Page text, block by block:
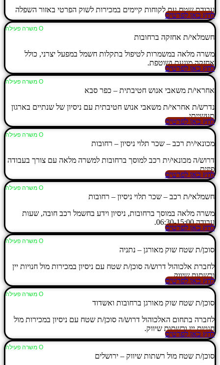
עבודת שטח עם לקוחות קיימים במכירות לשוק הפרטי באזור השפלה
לחץ כאן לפרטים
Ο משרה פעילה
חשמלאי/ת אחזקה ברחובות
משרה מלאה במשמרות לטיפול בתקלות חשמל במפעל יצרני, כולל
אחזקה מונעת ושוטפת.
לחץ כאן לפרטים
Ο משרה פעילה
אחראי/ת משאבי אנוש חטיבתית – כפר סבא
נדרש/ת אחראי/ת משאבי אנוש חטיבתית עם ניסיון של שנתיים בארגון
תעשייתי.
לחץ כאן לפרטים
Ο משרה פעילה
מכונאי/ית רכב – שכר תלוי ניסיון – רחובות
דרוש/ה מכונאי/ית רכב למוסך ברחובות למשרה מלאה עם צורך בעבודה
פיזית.
לחץ כאן לפרטים
Ο משרה פעילה
חשמלאי/ת רכב – שכר תלוי ניסיון – רחובות
משרה מלאה במוסך ברחובות, ניסיון וידע בחשמל רכב חובה, שעות
עבודה 06:30-15:00.
לחץ כאן לפרטים
Ο משרה פעילה
סוכן/ת שטח שוק מאורגן – נתניה
לחברת אלכוהול דרוש/ה סוכן/ת שטח עם ניסיון במכירות מול חנויות יין
ורשתות שיווק.
לחץ כאן לפרטים
Ο משרה פעילה
סוכן/ת שטח שוק מאורגן ברחובות ואשדוד
לחברה בתחום האלכוהול דרוש/ה סוכן/ת שטח עם ניסיון במכירות מול
חנויות יין ורשתות שיווק.
לחץ כאן לפרטים
Ο משרה פעילה
סוכן/ת שטח מול רשתות שיווק – ירושלים